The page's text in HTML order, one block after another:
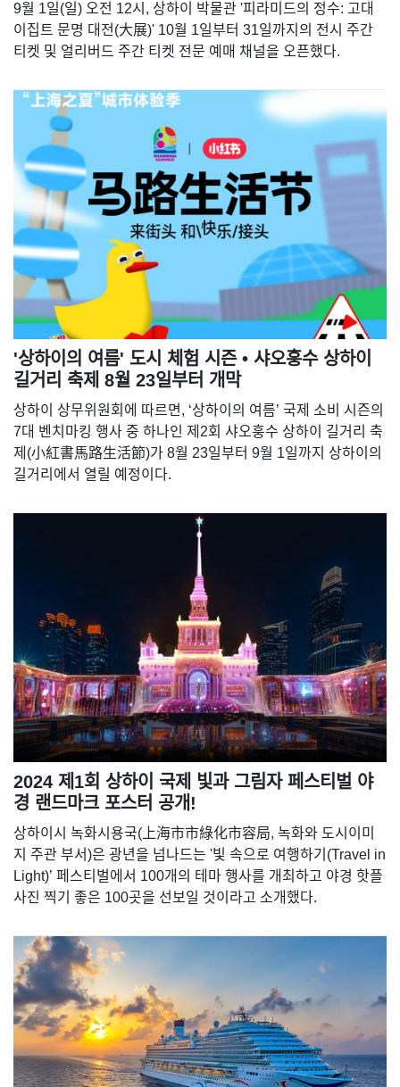
9월 1일(일) 오전 12시, 상하이 박물관 '피라미드의 정수: 고대
이집트 문명 대전(大展)' 10월 1일부터 31일까지의 전시 주간
티켓 및 얼리버드 주간 티켓 전문 예매 채널을 오픈했다.
'상하이의 여름' 도시 체험 시즌 • 샤오훙수 상하이
길거리 축제 8월 23일부터 개막
상하이 상무위원회에 따르면, ‘상하이의 여름’ 국제 소비 시즌의
7대 벤치마킹 행사 중 하나인 제2회 샤오훙수 상하이 길거리 축
제(小紅書馬路生活節)가 8월 23일부터 9월 1일까지 상하이의
길거리에서 열릴 예정이다.
2024 제1회 상하이 국제 빛과 그림자 페스티벌 야
경 랜드마크 포스터 공개!
상하이시 녹화시용국(上海市市綠化市容局, 녹화와 도시이미
지 주관 부서)은 광년을 넘나드는 '빛 속으로 여행하기(Travel in
Light)’ 페스티벌에서 100개의 테마 행사를 개최하고 야경 핫플
사진 찍기 좋은 100곳을 선보일 것이라고 소개했다.